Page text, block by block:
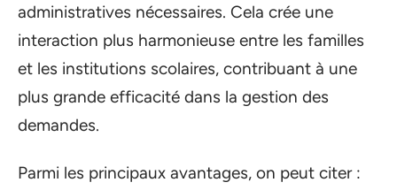
administratives nécessaires. Cela crée une
interaction plus harmonieuse entre les familles
et les institutions scolaires, contribuant à une
plus grande efficacité dans la gestion des
demandes.
Parmi les principaux avantages, on peut citer :